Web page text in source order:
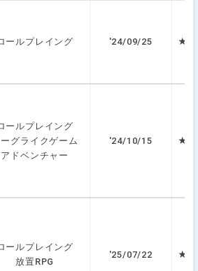
ールプレイング '24/09/25 ★
ールプレイング
ーグライクゲーム
アドベンチャー
'24/10/15 ★
ールプレイング
放置RPG
'25/07/22 ★